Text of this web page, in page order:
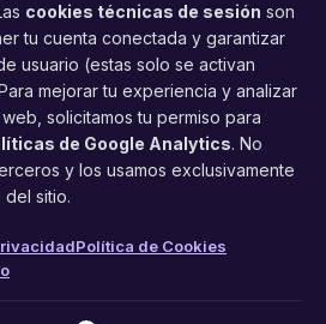
FacilCita
citas por teléfono y WhatsApp.
agenda con IA para tu negocio.
Legal
cookies técnicas de sesión son
tu cuenta conectada y garantizar
usuario (estas solo se activan
mejorar tu experiencia y analizar
solicitamos tu permiso para
de Google Analytics. No
y los usamos exclusivamente
sitio.
Política de Cookies